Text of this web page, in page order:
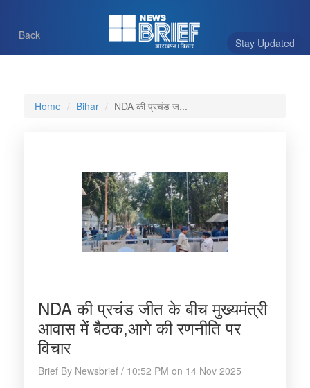
Stay Updated
Back
Home Bihar NDA की प्रचंड ज...
NDA की प्रचंड जीत के बीच मुख्यमंत्री
आवास में बैठक,आगे की रणनीति पर
विचार
Brief By Newsbrief / 10:52 PM on 14 Nov 2025